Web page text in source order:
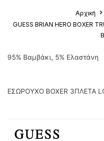
Αρχική
GUESS BRIAN HERO BOXER
95% Βαμβάκι, 5% Ελαστάνη
ΕΣΩΡΟΥΧΟ BOXER 3ΠΛΕΤΑ